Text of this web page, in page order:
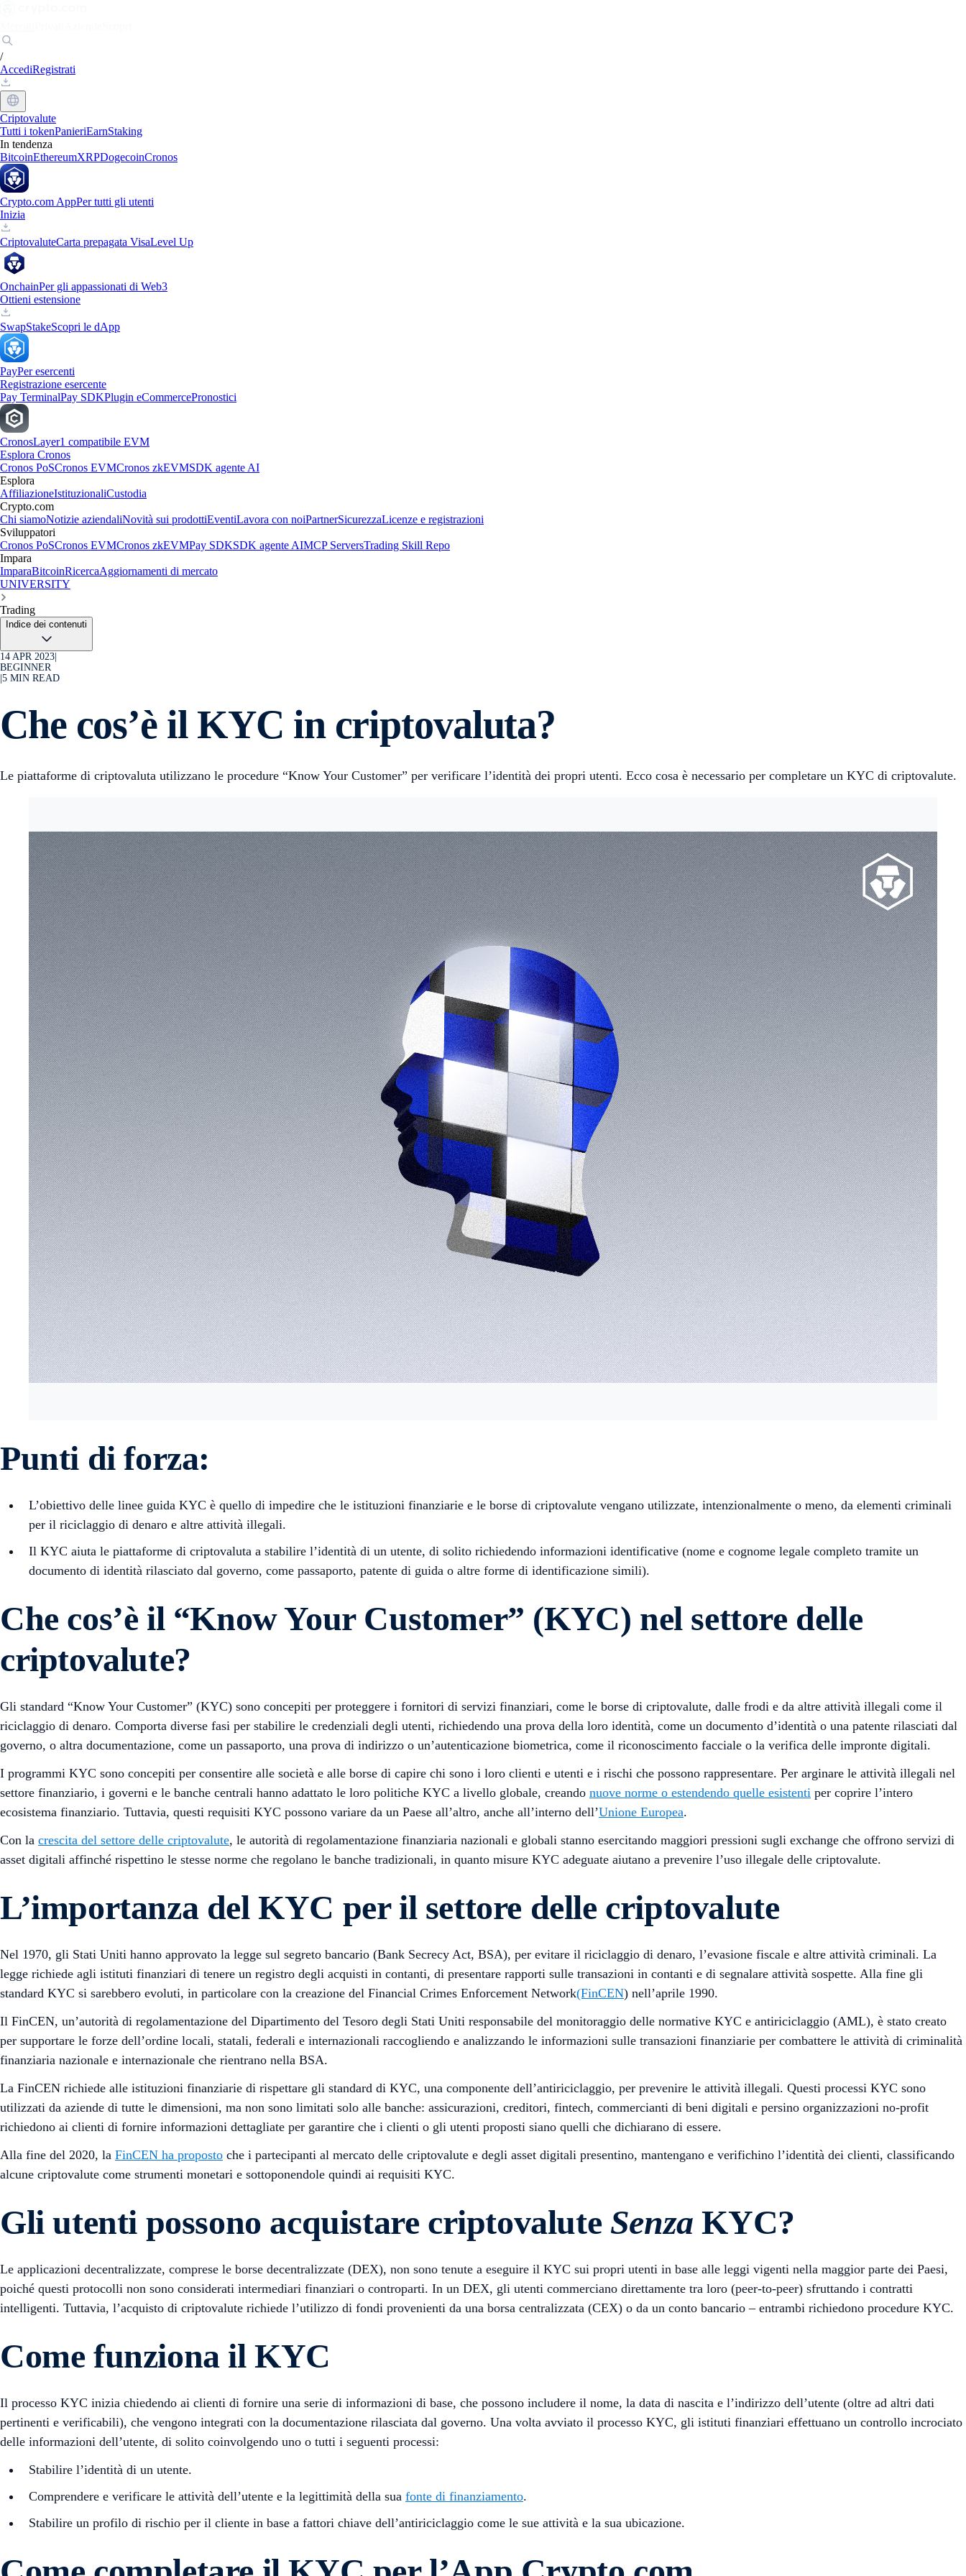
/
AccediRegistrati
Criptovalute
Tutti i tokenPanieriEarnStaking
In tendenza
BitcoinEthereumXRPDogecoinCronos
Crypto.com AppPer tutti gli utenti
Inizia
CriptovaluteCarta prepagata VisaLevel Up
OnchainPer gli appassionati di Web3
Ottieni estensione
SwapStakeScopri le dApp
PayPer esercenti
Registrazione esercente
Pay TerminalPay SDKPlugin eCommercePronostici
CronosLayer1 compatibile EVM
Esplora Cronos
Cronos PoSCronos EVMCronos zkEVMSDK agente AI
Esplora
AffiliazioneIstituzionaliCustodia
Crypto.com
Chi siamoNotizie aziendaliNovità sui prodottiEventiLavora con noiPartnerSicurezzaLicenze e registrazioni
Sviluppatori
Cronos PoSCronos EVMCronos zkEVMPay SDKSDK agente AIMCP ServersTrading Skill Repo
Impara
ImparaBitcoinRicercaAggiornamenti di mercato
UNIVERSITY
Trading
Indice dei contenuti
14 APR 2023
BEGINNER
5 MIN READ
Che cos’è il KYC in criptovaluta?
Le piattaforme di criptovaluta utilizzano le procedure “Know Your Customer” per verificare l’identità dei propri utenti. Ecco cosa è necessario per completare un KYC di criptovalute.
Punti di forza:
L’obiettivo delle linee guida KYC è quello di impedire che le istituzioni finanziarie e le borse di criptovalute vengano utilizzate, intenzionalmente o meno, da elementi criminali
per il riciclaggio di denaro e altre attività illegali.
Il KYC aiuta le piattaforme di criptovaluta a stabilire l’identità di un utente, di solito richiedendo informazioni identificative (nome e cognome legale completo tramite un
documento di identità rilasciato dal governo, come passaporto, patente di guida o altre forme di identificazione simili).
Che cos’è il “Know Your Customer” (KYC) nel settore delle
criptovalute?
Gli standard “Know Your Customer” (KYC) sono concepiti per proteggere i fornitori di servizi finanziari, come le borse di criptovalute, dalle frodi e da altre attività illegali come il
riciclaggio di denaro. Comporta diverse fasi per stabilire le credenziali degli utenti, richiedendo una prova della loro identità, come un documento d’identità o una patente rilasciati dal
governo, o altra documentazione, come un passaporto, una prova di indirizzo o un’autenticazione biometrica, come il riconoscimento facciale o la verifica delle impronte digitali.
I programmi KYC sono concepiti per consentire alle società e alle borse di capire chi sono i loro clienti e utenti e i rischi che possono rappresentare. Per arginare le attività illegali nel
settore finanziario, i governi e le banche centrali hanno adattato le loro politiche KYC a livello globale, creando nuove norme o estendendo quelle esistenti per coprire l’intero
ecosistema finanziario. Tuttavia, questi requisiti KYC possono variare da un Paese all’altro, anche all’interno dell’Unione Europea.
Con la crescita del settore delle criptovalute, le autorità di regolamentazione finanziaria nazionali e globali stanno esercitando maggiori pressioni sugli exchange che offrono servizi di
asset digitali affinché rispettino le stesse norme che regolano le banche tradizionali, in quanto misure KYC adeguate aiutano a prevenire l’uso illegale delle criptovalute.
L’importanza del KYC per il settore delle criptovalute
Nel 1970, gli Stati Uniti hanno approvato la legge sul segreto bancario (Bank Secrecy Act, BSA), per evitare il riciclaggio di denaro, l’evasione fiscale e altre attività criminali. La
legge richiede agli istituti finanziari di tenere un registro degli acquisti in contanti, di presentare rapporti sulle transazioni in contanti e di segnalare attività sospette. Alla fine gli
standard KYC si sarebbero evoluti, in particolare con la creazione del Financial Crimes Enforcement Network(FinCEN) nell’aprile 1990.
Il FinCEN, un’autorità di regolamentazione del Dipartimento del Tesoro degli Stati Uniti responsabile del monitoraggio delle normative KYC e antiriciclaggio (AML), è stato creato
per supportare le forze dell’ordine locali, statali, federali e internazionali raccogliendo e analizzando le informazioni sulle transazioni finanziarie per combattere le attività di criminalità
finanziaria nazionale e internazionale che rientrano nella BSA.
La FinCEN richiede alle istituzioni finanziarie di rispettare gli standard di KYC, una componente dell’antiriciclaggio, per prevenire le attività illegali. Questi processi KYC sono
utilizzati da aziende di tutte le dimensioni, ma non sono limitati solo alle banche: assicurazioni, creditori, fintech, commercianti di beni digitali e persino organizzazioni no-profit
richiedono ai clienti di fornire informazioni dettagliate per garantire che i clienti o gli utenti proposti siano quelli che dichiarano di essere.
Alla fine del 2020, la FinCEN ha proposto che i partecipanti al mercato delle criptovalute e degli asset digitali presentino, mantengano e verifichino l’identità dei clienti, classificando
alcune criptovalute come strumenti monetari e sottoponendole quindi ai requisiti KYC.
Gli utenti possono acquistare criptovalute Senza KYC?
Le applicazioni decentralizzate, comprese le borse decentralizzate (DEX), non sono tenute a eseguire il KYC sui propri utenti in base alle leggi vigenti nella maggior parte dei Paesi,
poiché questi protocolli non sono considerati intermediari finanziari o controparti. In un DEX, gli utenti commerciano direttamente tra loro (peer-to-peer) sfruttando i contratti
intelligenti. Tuttavia, l’acquisto di criptovalute richiede l’utilizzo di fondi provenienti da una borsa centralizzata (CEX) o da un conto bancario – entrambi richiedono procedure KYC.
Come funziona il KYC
Il processo KYC inizia chiedendo ai clienti di fornire una serie di informazioni di base, che possono includere il nome, la data di nascita e l’indirizzo dell’utente (oltre ad altri dati
pertinenti e verificabili), che vengono integrati con la documentazione rilasciata dal governo. Una volta avviato il processo KYC, gli istituti finanziari effettuano un controllo incrociato
delle informazioni dell’utente, di solito coinvolgendo uno o tutti i seguenti processi:
Stabilire l’identità di un utente.
Comprendere e verificare le attività dell’utente e la legittimità della sua fonte di finanziamento.
Stabilire un profilo di rischio per il cliente in base a fattori chiave dell’antiriciclaggio come le sue attività e la sua ubicazione.